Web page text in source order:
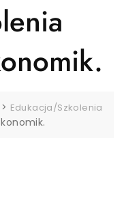
> Edukacja/Szkolenia